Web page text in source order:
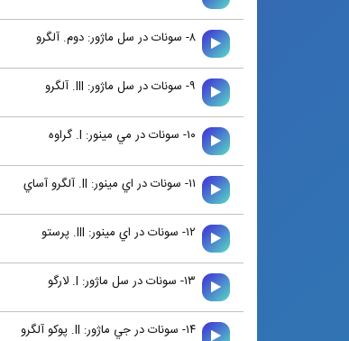
۸- سونات در سل ماژور: دوم. آلگرو
۹- سونات در سل ماژور: III. آلگرو
۱۰- سونات در مي مينور: I. گراوه
۱۱- سونات در اي مينور: II. آلگرو آساي
۱۲- سونات در اي مينور: III. پرستو
۱۳- سونات در سل ماژور: I. لارگو
۱۴- سونات در جي ماژور: II. پوكو آلگرو